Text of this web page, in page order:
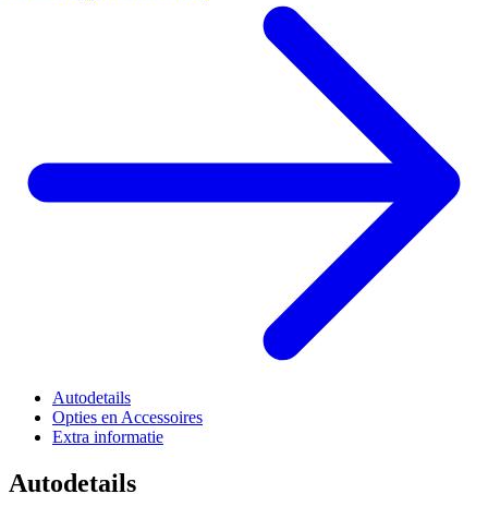
Autodetails
Opties en Accessoires
Extra informatie
Autodetails